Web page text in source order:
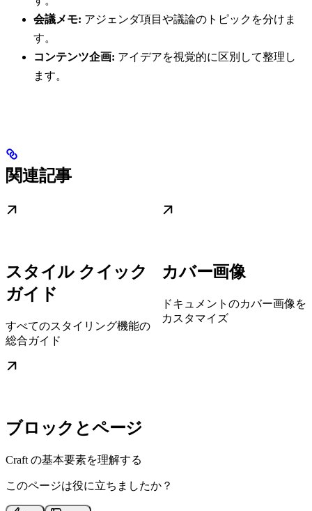
会議メモ: アジェンダ項目や議論のトピックを分けま
す。
コンテンツ企画: アイデアを視覚的に区別して整理し
ます。
関連記事
スタイル クイック
ガイド
すべてのスタイリング機能の
総合ガイド
カバー画像
ドキュメントのカバー画像を
カスタマイズ
ブロックとページ
Craft の基本要素を理解する
このページは役に立ちましたか？